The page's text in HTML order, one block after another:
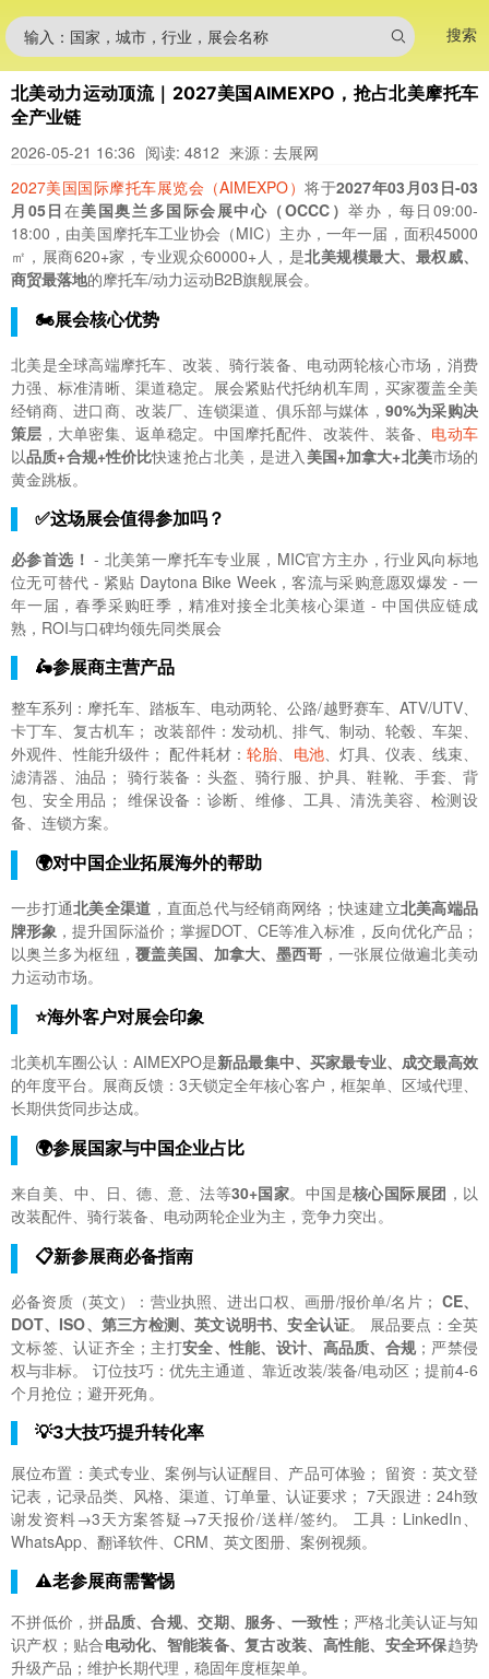
输入：国家，城市，行业，展会名称 搜索
北美动力运动顶流｜2027美国AIMEXPO，抢占北美摩托车
全产业链
2026-05-21 16:36 阅读: 4812 来源 : 去展网
2027美国国际摩托车展览会（AIMEXPO）将于2027年03月03日-03
月05日 在美国奥兰多国际会展中心（OCCC）举办，每日09:00-
18:00，由美国摩托车工业协会（MIC）主办，一年一届，面积45000
㎡，展商620+家，专业观众60000+人，是北美规模最大、最权威、
商贸最落地的摩托车/动力运动B2B旗舰展会。
🏍️展会核心优势
北美是全球高端摩托车、改装、骑行装备、电动两轮核心市场，消费
力强、标准清晰、渠道稳定。展会紧贴代托纳机车周，买家覆盖全美
经销商、进口商、改装厂、连锁渠道、俱乐部与媒体， 90%为采购决
策层 ，大单密集、返单稳定。中国摩托配件、改装件、装备、 电动车
以品质+合规+性价比快速抢占北美，是进入美国+加拿大+北美市场的
黄金跳板。
✅这场展会值得参加吗？
必参首选！ - 北美第一摩托车专业展，MIC官方主办，行业风向标地
位无可替代 - 紧贴 Daytona Bike Week，客流与采购意愿双爆发 - 一
年一届，春季采购旺季，精准对接全北美核心渠道 - 中国供应链成
熟，ROI与口碑均领先同类展会
🛵参展商主营产品
整车系列：摩托车、踏板车、电动两轮、公路/越野赛车、ATV/UTV、
卡丁车、复古机车； 改装部件：发动机、排气、制动、轮毂、车架、
外观件、性能升级件； 配件耗材：轮胎、 电池、灯具、仪表、线束、
滤清器、油品； 骑行装备：头盔、骑行服、护具、鞋靴、手套、背
包、安全用品； 维保设备：诊断、维修、工具、清洗美容、检测设
备、连锁方案。
🌍对中国企业拓展海外的帮助
一步打通北美全渠道 ，直面总代与经销商网络；快速建立北美高端品
牌形象 ，提升国际溢价；掌握DOT、CE等准入标准，反向优化产品；
以奥兰多为枢纽，覆盖美国、加拿大、墨西哥 ，一张展位做遍北美动
力运动市场。
⭐海外客户对展会印象
北美机车圈公认：AIMEXPO是新品最集中、买家最专业、成交最高效
的年度平台。展商反馈：3天锁定全年核心客户，框架单、区域代理、
长期供货同步达成。
🌍参展国家与中国企业占比
来自美、中、日、德、意、法等30+国家。中国是核心国际展团 ，以
改装配件、骑行装备、电动两轮企业为主，竞争力突出。
📋新参展商必备指南
必备资质（英文）：营业执照、进出口权、画册/报价单/名片； CE、
DOT、ISO、第三方检测、英文说明书、安全认证。 展品要点：全英
文标签、认证齐全；主打安全、性能、设计、高品质、合规；严禁侵
权与非标。 订位技巧：优先主通道、靠近改装/装备/电动区；提前4-6
个月抢位；避开死角。
💡3大技巧提升转化率
展位布置：美式专业、案例与认证醒目、产品可体验； 留资：英文登
记表，记录品类、风格、渠道、订单量、认证要求； 7天跟进：24h致
谢发资料→3天方案答疑→7天报价/送样/签约。 工具：LinkedIn、
WhatsApp、翻译软件、CRM、英文图册、案例视频。
⚠️老参展商需警惕
不拼低价，拼品质、合规、交期、服务、一致性；严格北美认证与知
识产权；贴合电动化、智能装备、复古改装、高性能、安全环保趋势
升级产品；维护长期代理，稳固年度框架单。